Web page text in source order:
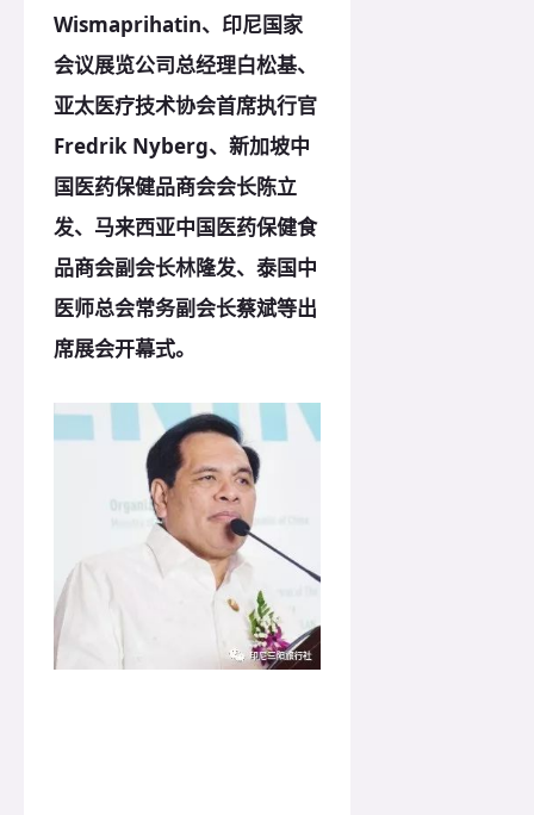
Wismaprihatin、印尼国家
会议展览公司总经理白松基、
亚太医疗技术协会首席执行官
Fredrik Nyberg、新加坡中
国医药保健品商会会长陈立
发、马来西亚中国医药保健食
品商会副会长林隆发、泰国中
医师总会常务副会长蔡斌等出
席展会开幕式。